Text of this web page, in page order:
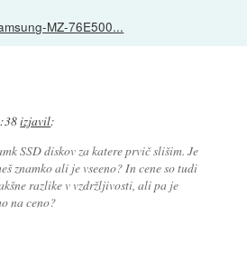
MZ-76E500...
izjavil:
SSD diskov za katere prvič slišim. Je
znamko ali je vseeno? In cene so tudi
razlike v vzdržljivosti, ali pa je
na ceno?